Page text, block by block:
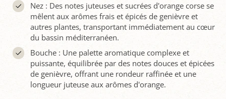
Nez : Des notes juteuses et sucrées d'orange corse se
mêlent aux arômes frais et épicés de genièvre et
autres plantes, transportant immédiatement au cœur
du bassin méditerranéen.
Bouche : Une palette aromatique complexe et
puissante, équilibrée par des notes douces et épicées
de genièvre, offrant une rondeur raffinée et une
longueur juteuse aux arômes d'orange.